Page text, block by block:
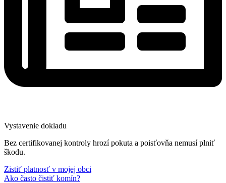
Vystavenie dokladu
Bez certifikovanej kontroly hrozí pokuta a poisťovňa nemusí plniť
škodu.
Zistiť platnosť v mojej obci
Ako často čistiť komín?